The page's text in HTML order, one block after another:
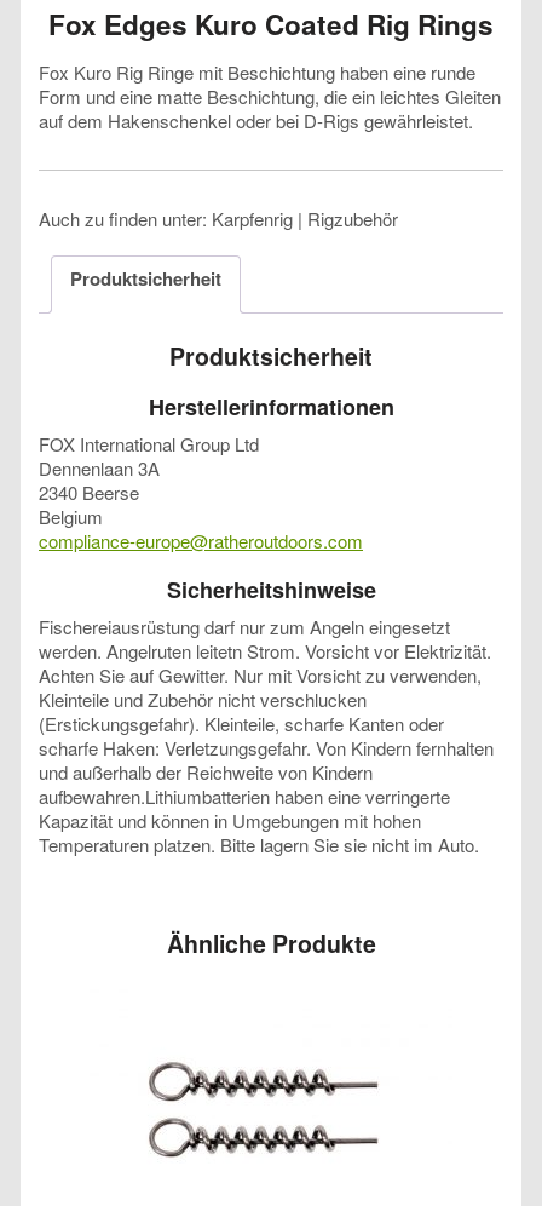
Fox Edges Kuro Coated Rig Rings
Fox Kuro Rig Ringe mit Beschichtung haben eine runde
Form und eine matte Beschichtung, die ein leichtes Gleiten
auf dem Hakenschenkel oder bei D-Rigs gewährleistet.
Auch zu finden unter: Karpfenrig | Rigzubehör
Produktsicherheit
Produktsicherheit
Herstellerinformationen
FOX International Group Ltd
Dennenlaan 3A
2340 Beerse
Belgium
compliance-europe@ratheroutdoors.com
Sicherheitshinweise
Fischereiausrüstung darf nur zum Angeln eingesetzt
werden. Angelruten leitetn Strom. Vorsicht vor Elektrizität.
Achten Sie auf Gewitter. Nur mit Vorsicht zu verwenden,
Kleinteile und Zubehör nicht verschlucken
(Erstickungsgefahr). Kleinteile, scharfe Kanten oder
scharfe Haken: Verletzungsgefahr. Von Kindern fernhalten
und außerhalb der Reichweite von Kindern
aufbewahren.Lithiumbatterien haben eine verringerte
Kapazität und können in Umgebungen mit hohen
Temperaturen platzen. Bitte lagern Sie sie nicht im Auto.
Ähnliche Produkte